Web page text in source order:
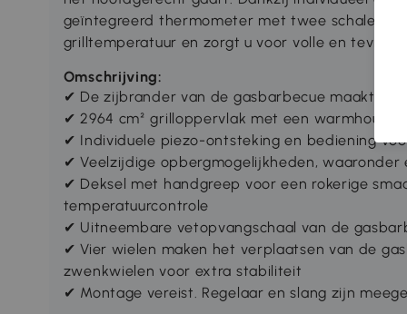
geïntegreerd thermometer met twee schalen
grilltemperatuur en zorgt u voor volle en
Omschrijving:
✔ De zijbrander van de gasbarbecue maakt
✔ 2964 cm² grilloppervlak met een
✔ Individuele piezo-ontsteking en bediening
✔ Veelzijdige opbergmogelijkheden, waaronder
✔ Deksel met handgreep voor een rokerige
temperatuurcontrole
✔ Uitneembare vetopvangschaal van de
✔ Vier wielen maken het verplaatsen van de
zwenkwielen voor extra stabiliteit
✔ Montage vereist. Regelaar en slang zijn